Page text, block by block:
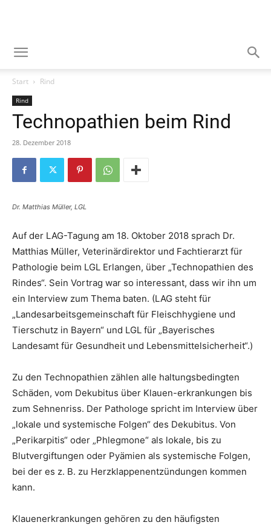
Start Rind
Rind
Technopathien beim Rind
28. Dezember 2018
Dr. Matthias Müller, LGL
Auf der LAG-Tagung am 18. Oktober 2018 sprach Dr.
Matthias Müller, Veterinärdirektor und Fachtierarzt für
Pathologie beim LGL Erlangen, über „Technopathien des
Rindes“. Sein Vortrag war so interessant, dass wir ihn um
ein Interview zum Thema baten. (LAG steht für
„Landesarbeitsgemeinschaft für Fleischhygiene und
Tierschutz in Bayern“ und LGL für „Bayerisches
Landesamt für Gesundheit und Lebensmittelsicherheit“.)
Zu den Technopathien zählen alle haltungsbedingten
Schäden, vom Dekubitus über Klauen-erkrankungen bis
zum Sehnenriss. Der Pathologe spricht im Interview über
„lokale und systemische Folgen“ des Dekubitus. Von
„Perikarpitis“ oder „Phlegmone“ als lokale, bis zu
Blutvergiftungen oder Pyämien als systemische Folgen,
bei der es z. B. zu Herzklappenentzündungen kommen
kann.
Klauenerkrankungen gehören zu den häufigsten